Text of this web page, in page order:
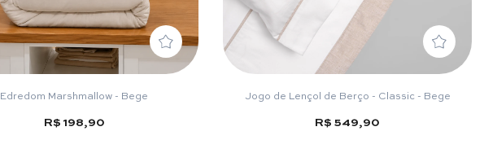
Edredom Marshmallow - Bege
R$ 198,90
Jogo de Lençol de Berço - Classic - Bege
R$ 549,90